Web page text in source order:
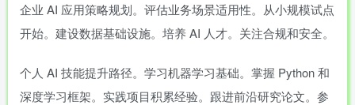
企业 AI 应用策略规划。评估业务场景适用性。从小规模试点
开始。建设数据基础设施。培养 AI 人才。关注合规和安全。
个人 AI 技能提升路径。学习机器学习基础。掌握 Python 和
深度学习框架。实践项目积累经验。跟进前沿研究论文。参